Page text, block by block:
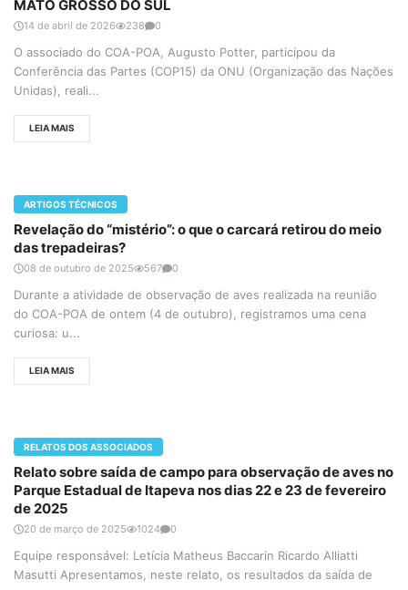
MATO GROSSO DO SUL
14 de abril de 2026 238 0
O associado do COA-POA, Augusto Potter, participou da
Conferência das Partes (COP15) da ONU (Organização das Nações
Unidas), reali...
LEIA MAIS
ARTIGOS TÉCNICOS
Revelação do “mistério”: o que o carcará retirou do meio
das trepadeiras?
08 de outubro de 2025 567 0
Durante a atividade de observação de aves realizada na reunião
do COA-POA de ontem (4 de outubro), registramos uma cena
curiosa: u...
LEIA MAIS
RELATOS DOS ASSOCIADOS
Relato sobre saída de campo para observação de aves no
Parque Estadual de Itapeva nos dias 22 e 23 de fevereiro
de 2025
20 de março de 2025 1024 0
Equipe responsável: Letícia Matheus Baccarin Ricardo Alliatti
Masutti Apresentamos, neste relato, os resultados da saída de